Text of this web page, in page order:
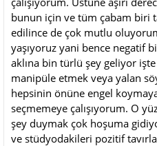
bunun için ve tüm çabam biri
edilince de çok mutlu
yaşıyoruz yani bence negatif
aklına bin türlü şey geliyor
manipüle etmek veya yalan
hepsinin önüne engel
seçmemeye çalışıyorum. O
şey duymak çok hoşuma
ve stüdyodakileri pozitif